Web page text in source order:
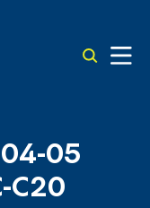
05
C20